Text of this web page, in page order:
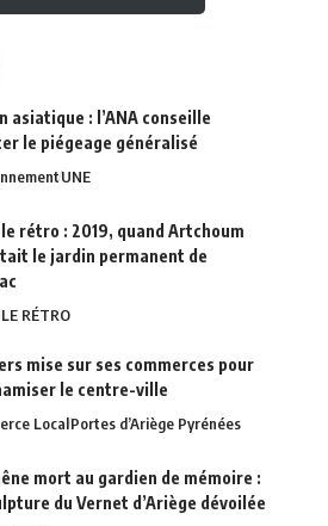
asiatique : l’ANA conseille
le piégeage généralisé
UNE
rétro : 2019, quand Artchoum
le jardin permanent de
RÉTRO
mise sur ses commerces pour
le centre-ville
LocalPortes d’Ariège Pyrénées
mort au gardien de mémoire :
du Vernet d’Ariège dévoilée